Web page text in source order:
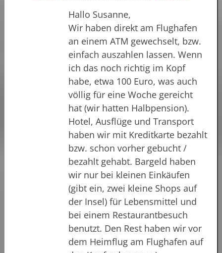
Hallo Susanne,
Wir haben direkt am Flughafen
an einem ATM gewechselt, bzw.
einfach auszahlen lassen. Wenn
ich das noch richtig im Kopf
habe, etwa 100 Euro, was auch
völlig für eine Woche gereicht
hat (wir hatten Halbpension).
Hotel, Ausflüge und Transport
haben wir mit Kreditkarte bezahlt
bzw. schon vorher gebucht /
bezahlt gehabt. Bargeld haben
wir nur bei kleinen Einkäufen
(gibt ein, zwei kleine Shops auf
der Insel) für Lebensmittel und
bei einem Restaurantbesuch
benutzt. Den Rest haben wir vor
dem Heimflug am Flughafen auf